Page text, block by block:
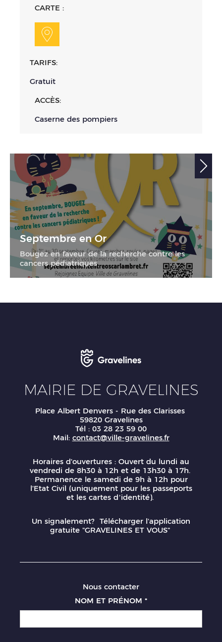
CARTE :
TARIFS:
Gratuit
ACCÈS:
Caserne des pompiers
Septembre en Or
Bougez en faveur de la recherche contre les
cancers pédiatriques
MAIRIE DE GRAVELINES
Place Albert Denvers - Rue des Clarisses
59820 Gravelines
Tél : 03 28 23 59 00
Mail: contact@ville-gravelines.fr
Horaires d'ouvertures : Ouvert du lundi au
vendredi de 8h30 à 12h et de 13h30 à 17h.
Permanence le samedi de 9h à 12h pour
l'Etat Civil (uniquement pour les passeports
et les cartes d’identité).
Un signalement? Télécharger l'application
gratuite "GRAVELINES ET VOUS"
Nous contacter
NOM ET PRÉNOM *